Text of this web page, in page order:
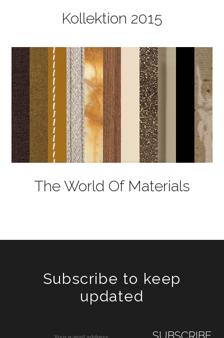
Kollektion 2015
The World Of Materials
Subscribe to keep
updated